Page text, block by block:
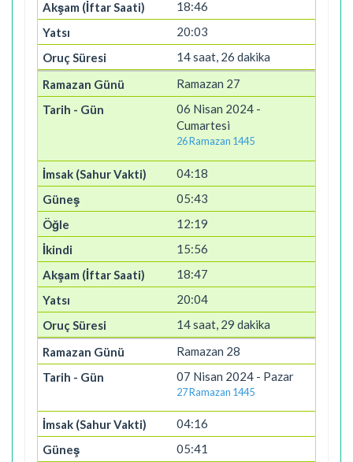
18:46
20:03
14 saat, 26 dakika
Ramazan 27
06 Nisan 2024 -
Cumartesi
26 Ramazan 1445
04:18
05:43
12:19
15:56
18:47
20:04
14 saat, 29 dakika
Ramazan 28
07 Nisan 2024 - Pazar
27 Ramazan 1445
04:16
05:41